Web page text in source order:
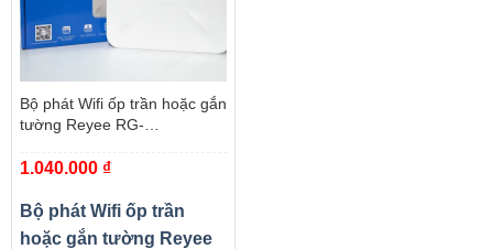
TĂNG TỐC TRÍ TUỆ NHÂN TẠO CHO DLSS –
Bộ phát Wifi ốp trần hoặc gắn
tường Reyee RG-
1.040.000 ₫
Bộ phát Wifi ốp trần
hoặc gắn tường Reyee